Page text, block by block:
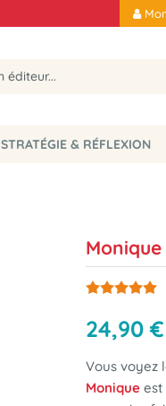
STRATÉGIE & RÉFLEXION
Monique
24,90 €
Vous voyez
Monique est